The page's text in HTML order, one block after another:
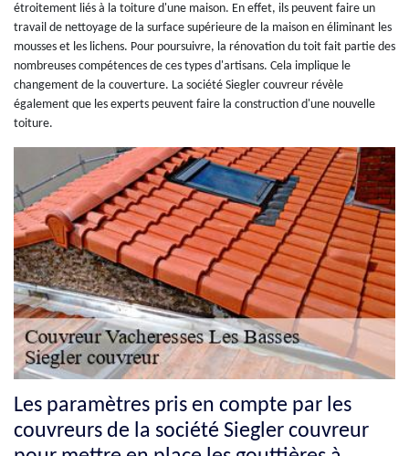
étroitement liés à la toiture d'une maison. En effet, ils peuvent faire un
travail de nettoyage de la surface supérieure de la maison en éliminant les
mousses et les lichens. Pour poursuivre, la rénovation du toit fait partie des
nombreuses compétences de ces types d'artisans. Cela implique le
changement de la couverture. La société Siegler couvreur révèle
également que les experts peuvent faire la construction d'une nouvelle
toiture.
Les paramètres pris en compte par les
couvreurs de la société Siegler couvreur